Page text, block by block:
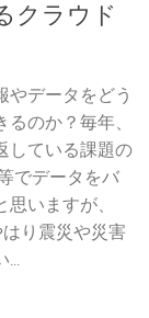
クラウド
やデータをどう
のか？毎年、
している課題の
でデータをバ
いますが、
り震災や災害
...